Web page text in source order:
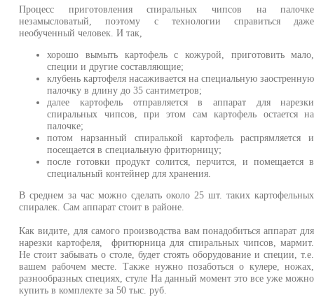
Процесс приготовления спиральных чипсов на палочке
незамысловатый, поэтому с технологии справиться даже
необученный человек. И так,
хорошо вымыть картофель с кожурой, приготовить мало,
специи и другие составляющие;
клубень картофеля насаживается на специальную заостренную
палочку в длину до 35 сантиметров;
далее картофель отправляется в аппарат для нарезки
спиральных чипсов, при этом сам картофель остается на
палочке;
потом нарзанный спиралькой картофель распрямляется и
посещается в специальную фритюрницу;
после готовки продукт солится, перчится, и помещается в
специальный контейнер для хранения.
В среднем за час можно сделать около 25 шт. таких картофельных
спиралек. Сам аппарат стоит в районе.
Как видите, для самого производства вам понадобиться аппарат для
нарезки картофеля, фритюрница для спиральных чипсов, мармит.
Не стоит забывать о столе, будет стоять оборудование и специи, т.е.
вашем рабочем месте. Также нужно позаботься о кулере, ножах,
разнообразных специях, стуле На данный момент это все уже можно
купить в комплекте за 50 тыс. руб.